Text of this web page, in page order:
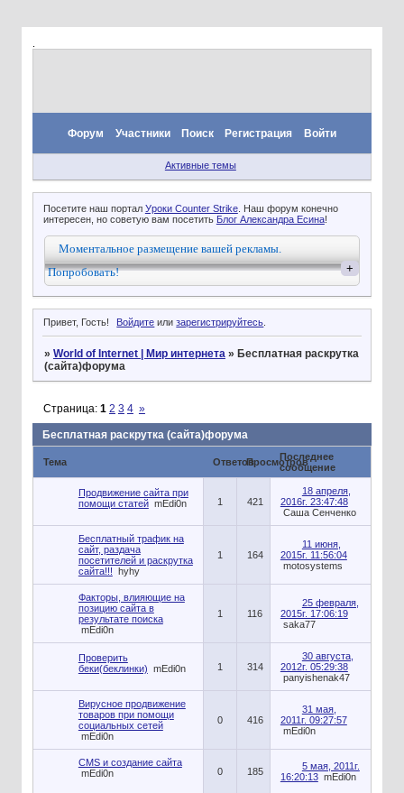
Форум Участники Поиск Регистрация Войти
Активные темы
Посетите наш портал Уроки Counter Strike. Наш форум конечно
интересен, но советую вам посетить Блог Александра Есина!
Моментальное размещение вашей рекламы.
Попробовать!
+
Привет, Гость! Войдите илизарегистрируйтесь.
» World of Internet | Мир интернета » Бесплатная раскрутка
(сайта)форума
Бесплатная раскрутка (сайта)форума
Страница: 1 2 3 4 »
Тема ОтветовПросмотровПоследнее
сообщение
Продвижение сайта при
помощи статей mEdi0n 1 421
18 апреля,
2016г. 23:47:48
Саша Сенченко
Бесплатный трафик на
сайт, раздача
посетителей и раскрутка
сайта!!!
hyhy
1 164
11 июня,
2015г. 11:56:04
motosystems
Факторы, влияющие на
позицию сайта в
результате поиска
mEdi0n
1 116
25 февраля,
2015г. 17:06:19
saka77
Проверить
беки(беклинки) mEdi0n 1 314
30 августа,
2012г. 05:29:38
panyishenak47
Вирусное продвижение
товаров при помощи
социальных сетей
mEdi0n
0 416
31 мая,
2011г. 09:27:57
mEdi0n
CMS и создание сайта
mEdi0n
0 185
5 мая, 2011г.
16:20:13 mEdi0n